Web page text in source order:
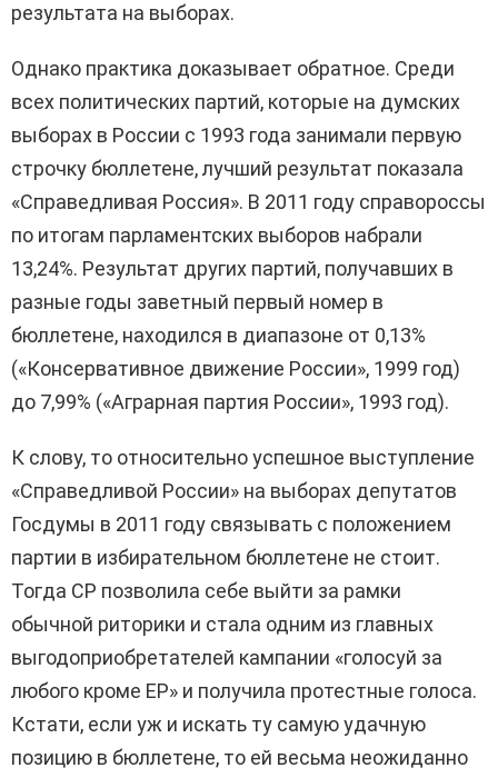
результата на выборах.
Однако практика доказывает обратное. Среди
всех политических партий, которые на думских
выборах в России с 1993 года занимали первую
строчку бюллетене, лучший результат показала
«Справедливая Россия». В 2011 году справороссы
по итогам парламентских выборов набрали
13,24%. Результат других партий, получавших в
разные годы заветный первый номер в
бюллетене, находился в диапазоне от 0,13%
(«Консервативное движение России», 1999 год)
до 7,99% («Аграрная партия России», 1993 год).
К слову, то относительно успешное выступление
«Справедливой России» на выборах депутатов
Госдумы в 2011 году связывать с положением
партии в избирательном бюллетене не стоит.
Тогда СР позволила себе выйти за рамки
обычной риторики и стала одним из главных
выгодоприобретателей кампании «голосуй за
любого кроме ЕР» и получила протестные голоса.
Кстати, если уж и искать ту самую удачную
позицию в бюллетене, то ей весьма неожиданно